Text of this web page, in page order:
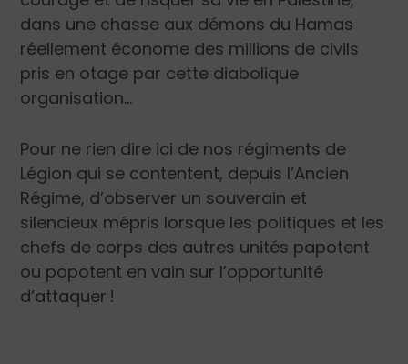
dans une chasse aux démons du Hamas
réellement économe des millions de civils
pris en otage par cette diabolique
organisation…
Pour ne rien dire ici de nos régiments de
Légion qui se contentent, depuis l’Ancien
Régime, d’observer un souverain et
silencieux mépris lorsque les politiques et les
chefs de corps des autres unités papotent
ou popotent en vain sur l’opportunité
d’attaquer !